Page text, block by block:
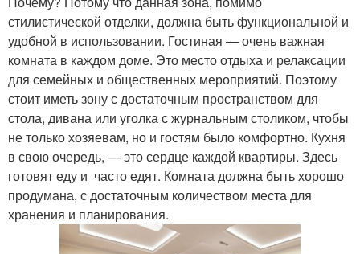
стилистической отделки, должна быть функциональной и
удобной в использовании. Гостиная — очень важная
комната в каждом доме. Это место отдыха и релаксации
для семейных и общественных мероприятий. Поэтому
стоит иметь зону с достаточным пространством для
стола, дивана или уголка с журнальным столиком, чтобы
не только хозяевам, но и гостям было комфортно. Кухня
в свою очередь, — это сердце каждой квартиры. Здесь
готовят еду и часто едят. Комната должна быть хорошо
продумана, с достаточным количеством места для
хранения и планирования.